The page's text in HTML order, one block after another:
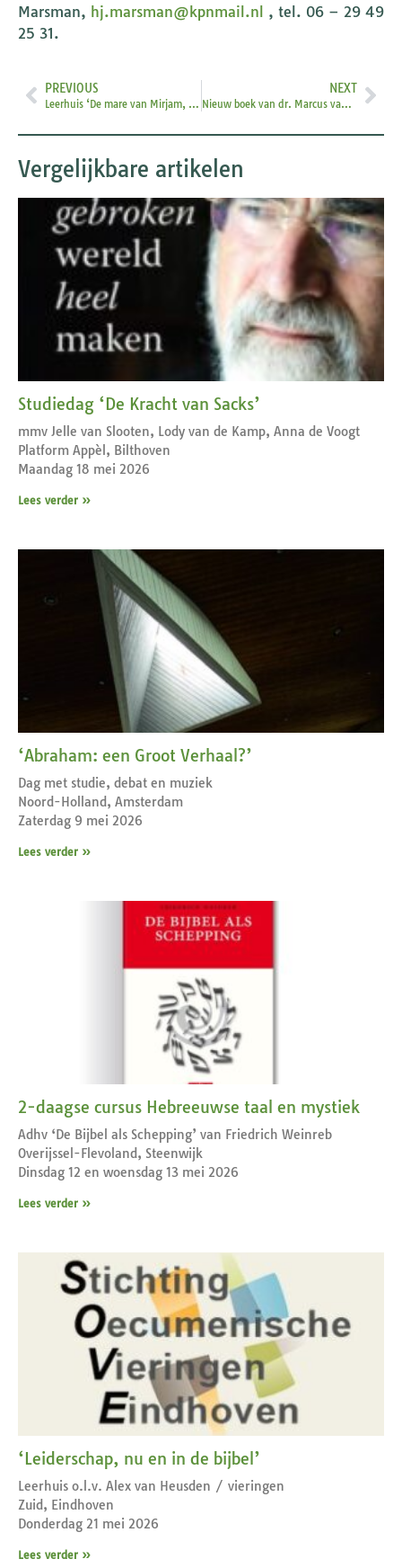
Marsman, hj.marsman@kpnmail.nl , tel. 06 – 29 49
25 31.
PREVIOUS
Leerhuis ‘De mare van Mirjam, Maria en Maryam’
NEXT
Nieuw boek van dr. Marcus van Loopik
Vergelijkbare artikelen
Studiedag ‘De Kracht van Sacks’
mmv Jelle van Slooten, Lody van de Kamp, Anna de Voogt
Platform Appèl, Bilthoven
Maandag 18 mei 2026
Lees verder »
‘Abraham: een Groot Verhaal?’
Dag met studie, debat en muziek
Noord-Holland, Amsterdam
Zaterdag 9 mei 2026
Lees verder »
2-daagse cursus Hebreeuwse taal en mystiek
Adhv ‘De Bijbel als Schepping’ van Friedrich Weinreb
Overijssel-Flevoland, Steenwijk
Dinsdag 12 en woensdag 13 mei 2026
Lees verder »
‘Leiderschap, nu en in de bijbel’
Leerhuis o.l.v. Alex van Heusden / vieringen
Zuid, Eindhoven
Donderdag 21 mei 2026
Lees verder »